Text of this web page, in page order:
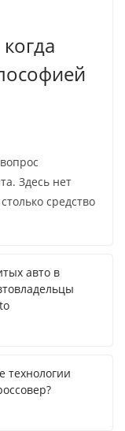
Здесь нет
средство
авто в
технологии